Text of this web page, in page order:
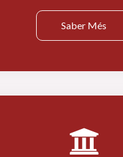
Saber Més